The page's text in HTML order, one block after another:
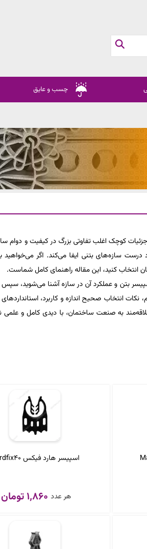
چسب و عایق
کوچک اغلب تفاوتی بزرگ در کیفیت و دوام
سازه‌های بتنی ایفا می‌کند. اگر می‌خواهید
انتخاب کنید، این مقاله راهنمای کامل شماست.
بتن و عملکرد آن در سازه آشنا می‌شوید،
نکات انتخاب صحیح اندازه و کاربرد،
به صنعت ساختمان، با دیدی کامل و
اسپیسر هارد فیکس Hardfix40
1,860 تومان هر عدد